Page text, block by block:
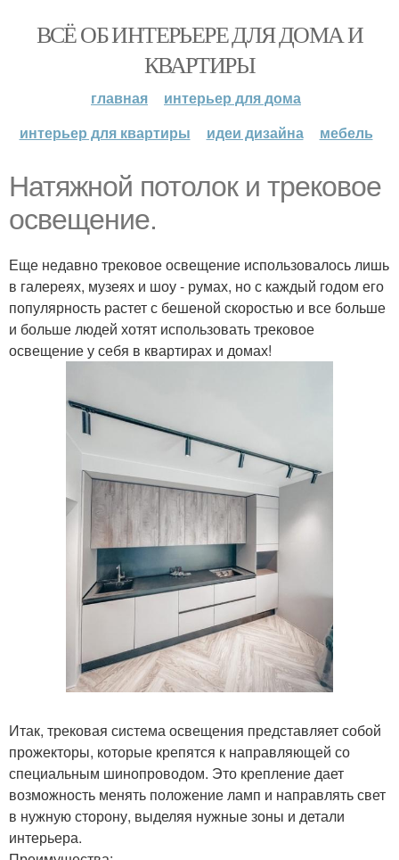
ВСЁ ОБ ИНТЕРЬЕРЕ ДЛЯ ДОМА И
КВАРТИРЫ
главная
интерьер для дома
интерьер для квартиры
идеи дизайна мебель
Натяжной потолок и трековое
освещение.
Еще недавно трековое освещение использовалось лишь
в галереях, музеях и шоу - румах, но с каждый годом его
популярность растет с бешеной скоростью и все больше
и больше людей хотят использовать трековое
освещение у себя в квартирах и домах!
Итак, трековая система освещения представляет собой
прожекторы, которые крепятся к направляющей со
специальным шинопроводом. Это крепление дает
возможность менять положение ламп и направлять свет
в нужную сторону, выделяя нужные зоны и детали
интерьера.